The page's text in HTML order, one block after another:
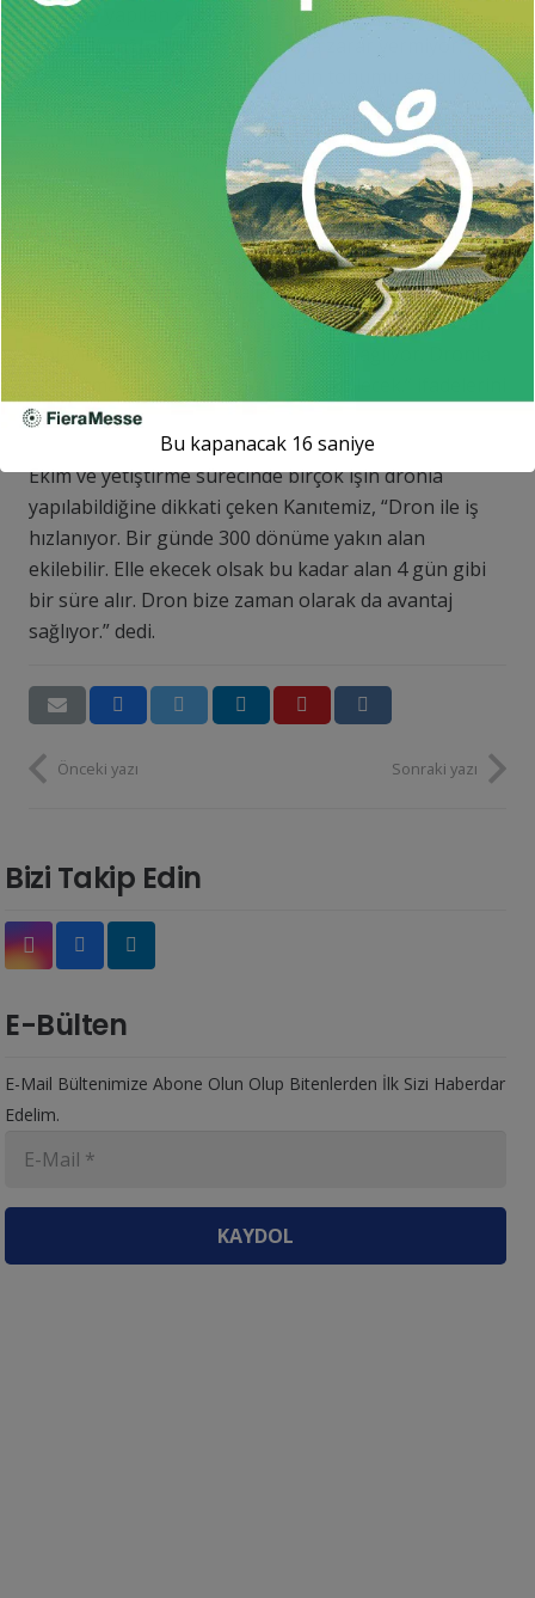
Dron ile yapılan ekimde yakıttan da işçilikten de
tasarruf sağlıyoruz. Dron tarlaya zarar vermiyor.
Traktör tekeri tarlaya bastığı için tohumu ezebiliyor
ama dronla daha kolay ve görerek işlem
yapabiliyorsun. Eksiklerini daha hızlı
karşılayabiliyorsun.” diye konuştu.
Dron operatörü Osman Kanıtemiz de ilk kez tohum
ektiğini anlatarak, “Dron ile daha önce ilaçlama
yapmıştık. Bunun avantajları var. Şu anda tarım
arazisinde çalıştırmak için işçi bulmada sıkıntılar var.
kullandı.
Ekim ve yetiştirme sürecinde birçok işin dronla
yapılabildiğine dikkati çeken Kanıtemiz, “Dron ile iş
hızlanıyor. Bir günde 300 dönüme yakın alan
ekilebilir. Elle ekecek olsak bu kadar alan 4 gün gibi
bir süre alır. Dron bize zaman olarak da avantaj
sağlıyor.” dedi.
Önceki yazı Sonraki yazı
Bizi Takip Edin
E-Bülten
E-Mail Bültenimize Abone Olun Olup Bitenlerden İlk Sizi Haberdar
Edelim.
KAYDOL
Bu kapanacak 15 saniye